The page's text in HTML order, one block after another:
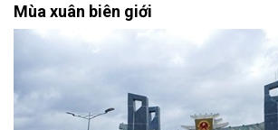
Mùa xuân biên giới